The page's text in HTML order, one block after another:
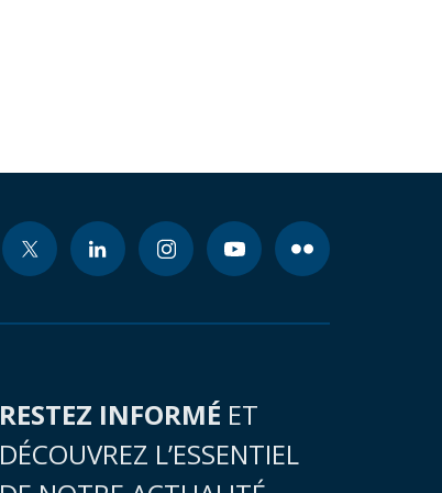
RESTEZ INFORMÉ ET
DÉCOUVREZ L’ESSENTIEL